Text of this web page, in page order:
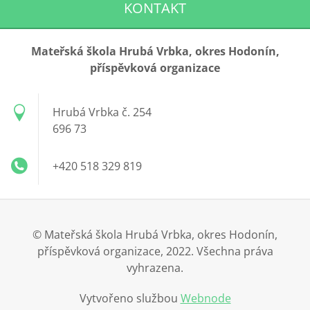
KONTAKT
Mateřská škola Hrubá Vrbka, okres Hodonín,
příspěvková organizace
Hrubá Vrbka č. 254
696 73
+420 518 329 819
© Mateřská škola Hrubá Vrbka, okres Hodonín,
příspěvková organizace, 2022. Všechna práva
vyhrazena.
Vytvořeno službou Webnode